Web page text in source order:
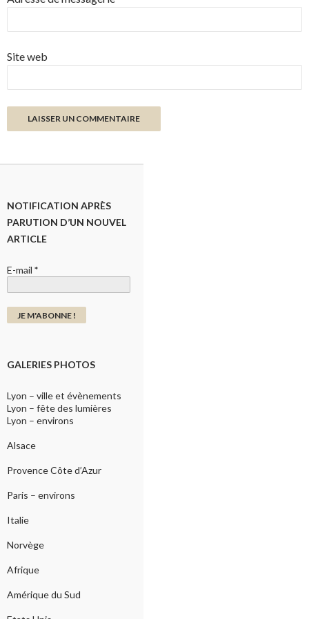
Site web
NOTIFICATION APRÈS
PARUTION D’UN NOUVEL
ARTICLE
E-mail *
GALERIES PHOTOS
Lyon – ville et évènements
Lyon – fête des lumières
Lyon – environs
Alsace
Provence Côte d’Azur
Paris – environs
Italie
Norvège
Afrique
Amérique du Sud